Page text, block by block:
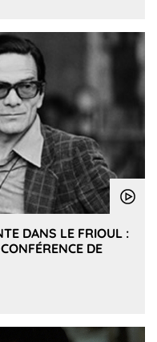
DANS LE FRIOUL :
DE